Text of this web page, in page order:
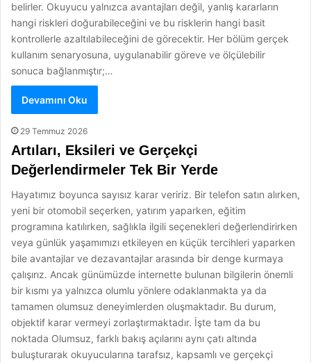
belirler. Okuyucu yalnızca avantajları değil, yanlış kararların
hangi riskleri doğurabileceğini ve bu risklerin hangi basit
kontrollerle azaltılabileceğini de görecektir. Her bölüm gerçek
kullanım senaryosuna, uygulanabilir göreve ve ölçülebilir
sonuca bağlanmıştır;…
Devamını Oku
29 Temmuz 2026
Artıları, Eksileri ve Gerçekçi
Değerlendirmeler Tek Bir Yerde
Hayatımız boyunca sayısız karar veririz. Bir telefon satın alırken,
yeni bir otomobil seçerken, yatırım yaparken, eğitim
programına katılırken, sağlıkla ilgili seçenekleri değerlendirirken
veya günlük yaşamımızı etkileyen en küçük tercihleri yaparken
bile avantajlar ve dezavantajlar arasında bir denge kurmaya
çalışırız. Ancak günümüzde internette bulunan bilgilerin önemli
bir kısmı ya yalnızca olumlu yönlere odaklanmakta ya da
tamamen olumsuz deneyimlerden oluşmaktadır. Bu durum,
objektif karar vermeyi zorlaştırmaktadır. İşte tam da bu
noktada Olumsuz, farklı bakış açılarını aynı çatı altında
buluşturarak okuyucularına tarafsız, kapsamlı ve gerçekçi